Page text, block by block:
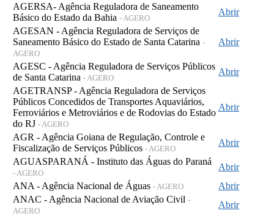
AGERSA- Agência Reguladora de Saneamento
Básico do Estado da Bahia - AGERO
Abrir
AGESAN - Agência Reguladora de Serviços de
Saneamento Básico do Estado de Santa Catarina -
AGERO
Abrir
AGESC - Agência Reguladora de Serviços Públicos
de Santa Catarina - AGERO
Abrir
AGETRANSP - Agência Reguladora de Serviços
Públicos Concedidos de Transportes Aquaviários,
Ferroviários e Metroviários e de Rodovias do Estado
do RJ - AGERO
Abrir
AGR - Agência Goiana de Regulação, Controle e
Fiscalização de Serviços Públicos - AGERO
Abrir
AGUASPARANÁ - Instituto das Águas do Paraná
- AGERO
Abrir
ANA - Agência Nacional de Águas - AGERO
Abrir
ANAC - Agência Nacional de Aviação Civil -
AGERO
Abrir